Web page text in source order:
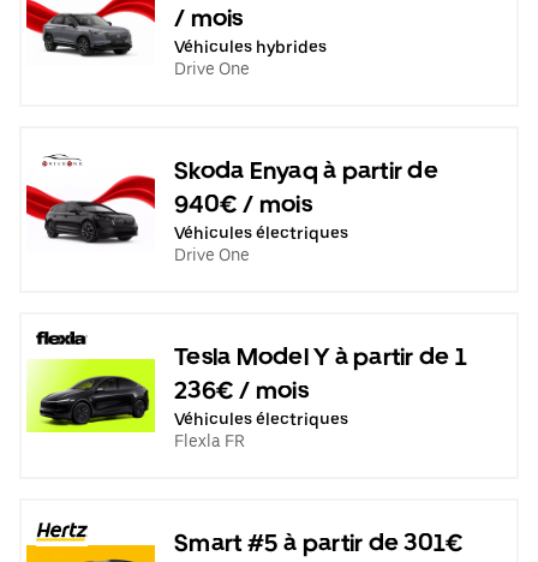
/ mois
Véhicules hybrides
Drive One
Skoda Enyaq à partir de
940€ / mois
Véhicules électriques
Drive One
Tesla Model Y à partir de 1
236€ / mois
Véhicules électriques
Flexla FR
Smart #5 à partir de 301€